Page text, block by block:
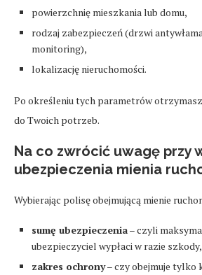
powierzchnię mieszkania lub domu,
rodzaj zabezpieczeń (drzwi
monitoring),
lokalizację nieruchomości.
Po określeniu tych parametrów
do Twoich potrzeb.
Na co zwrócić uwagę przy
ubezpieczenia mienia
Wybierając polisę obejmującą mienie
sumę ubezpieczenia– czyli
ubezpieczyciel wypłaci w razie szkody,
zakres ochrony– czy obejmuje tylko